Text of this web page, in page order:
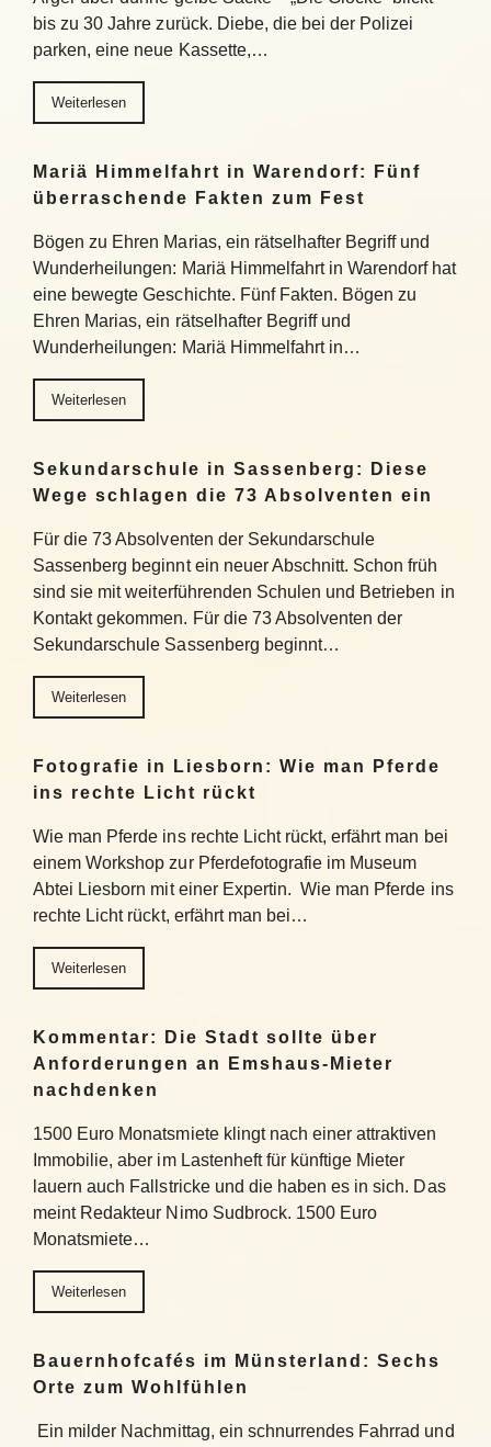
bis zu 30 Jahre zurück. Diebe, die bei der Polizei
parken, eine neue Kassette,…
Weiterlesen
Mariä Himmelfahrt in Warendorf: Fünf
überraschende Fakten zum Fest
Bögen zu Ehren Marias, ein rätselhafter Begriff und
Wunderheilungen: Mariä Himmelfahrt in Warendorf hat
eine bewegte Geschichte. Fünf Fakten. Bögen zu
Ehren Marias, ein rätselhafter Begriff und
Wunderheilungen: Mariä Himmelfahrt in…
Weiterlesen
Sekundarschule in Sassenberg: Diese
Wege schlagen die 73 Absolventen ein
Für die 73 Absolventen der Sekundarschule
Sassenberg beginnt ein neuer Abschnitt. Schon früh
sind sie mit weiterführenden Schulen und Betrieben in
Kontakt gekommen. Für die 73 Absolventen der
Sekundarschule Sassenberg beginnt…
Weiterlesen
Fotografie in Liesborn: Wie man Pferde
ins rechte Licht rückt
Wie man Pferde ins rechte Licht rückt, erfährt man bei
einem Workshop zur Pferdefotografie im Museum
Abtei Liesborn mit einer Expertin. Wie man Pferde ins
rechte Licht rückt, erfährt man bei…
Weiterlesen
Kommentar: Die Stadt sollte über
Anforderungen an Emshaus-Mieter
nachdenken
1500 Euro Monatsmiete klingt nach einer attraktiven
Immobilie, aber im Lastenheft für künftige Mieter
lauern auch Fallstricke und die haben es in sich. Das
meint Redakteur Nimo Sudbrock. 1500 Euro
Monatsmiete…
Weiterlesen
Bauernhofcafés im Münsterland: Sechs
Orte zum Wohlfühlen
Ein milder Nachmittag, ein schnurrendes Fahrrad und